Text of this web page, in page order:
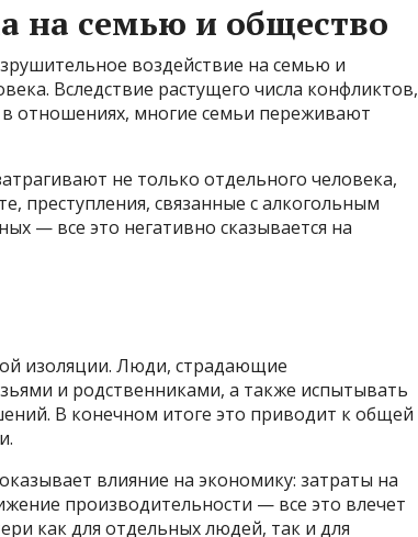
на семью и общество
воздействие на семью и
Вследствие растущего числа конфликтов,
отношениях, многие семьи переживают
не только отдельного человека,
преступления, связанные с алкогольным
— все это негативно сказывается на
изоляции. Люди, страдающие
и родственниками, а также испытывать
В конечном итоге это приводит к общей
влияние на экономику: затраты на
производительности — все это влечет
как для отдельных людей, так и для